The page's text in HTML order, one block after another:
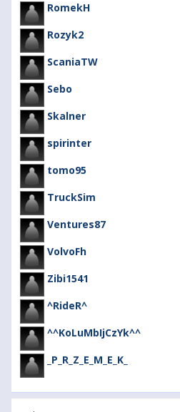
RomekH
Rozyk2
ScaniaTW
Sebo
Skalner
spirinter
tomo95
TruckSim
Ventures87
VolvoFh
Zibi1541
^RideR^
^^KoLuMbIjCzYk^^
_P_R_Z_E_M_E_K_